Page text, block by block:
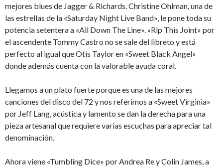
mejores blues de Jagger & Richards. Christine Ohlman, una de
las estrellas de la «Saturday Night Live Band», le pone toda su
potencia setentera a «All Down The Line». «Rip This Joint» por
el ascendente Tommy Castro no se sale del libreto y está
perfecto al igual que Otis Taylor en «Sweet Black Angel»
donde además cuenta con la valorable ayuda coral.
Llegamos a un plato fuerte porque es una de las mejores
canciones del disco del 72 y nos referimos a «Sweet Virginia»
por Jeff Lang, acústica y lamento se dan la derecha para una
pieza artesanal que requiere varias escuchas para apreciar tal
denominación.
Ahora viene «Tumbling Dice» por Andrea Re y Colin James, a